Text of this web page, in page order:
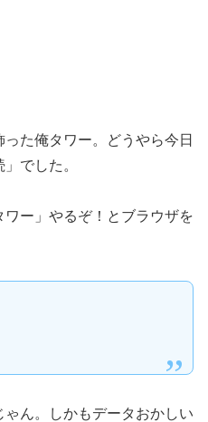
た俺タワー。どうやら今日
でした。
ー」やるぞ！とブラウザを
ん。しかもデータおかしい